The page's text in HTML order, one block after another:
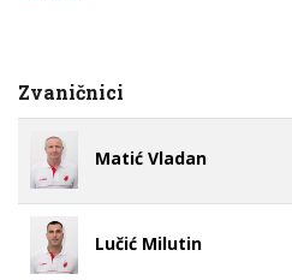
Zvaničnici
Matić Vladan
Lučić Milutin